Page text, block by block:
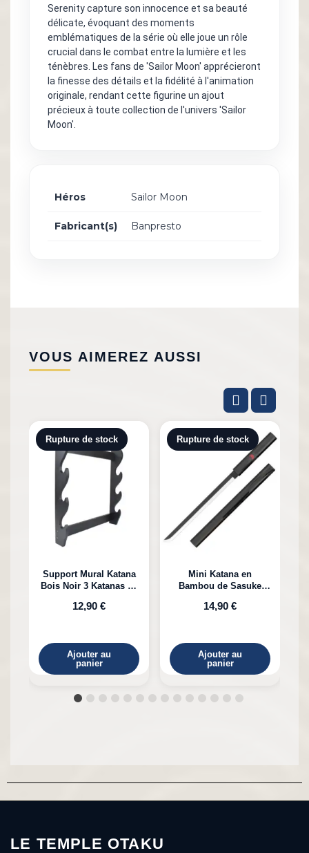
Serenity capture son innocence et sa beauté
délicate, évoquant des moments
emblématiques de la série où elle joue un rôle
crucial dans le combat entre la lumière et les
ténèbres. Les fans de 'Sailor Moon' apprécieront
la finesse des détails et la fidélité à l'animation
originale, rendant cette figurine un ajout
précieux à toute collection de l'univers 'Sailor
Moon'.
Héros Sailor Moon
Fabricant(s) Banpresto
VOUS AIMEREZ AUSSI
Rupture de stock
Support Mural Katana
Bois Noir 3 Katanas en
12,90 €
Ajouter au
panier
Rupture de stock
Mini Katana en
Bambou de Sasuke
14,90 €
Ajouter au
panier
LE TEMPLE OTAKU